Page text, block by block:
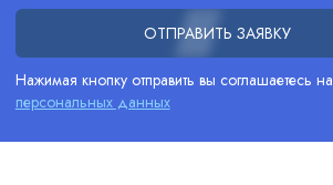
ОТПРАВИТЬ ЗАЯВКУ
Нажимая кнопку отправить вы соглашаетесь на
персональных данных